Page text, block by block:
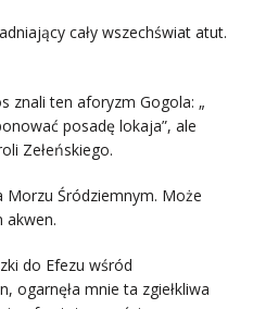
cały wszechświat atut.
znali ten aforyzm Gogola: „
posadę lokaja”, ale
Zełeńskiego.
Śródziemnym. Może
akwen.
do Efezu wśród
ogarnęła mnie ta zgiełkliwa